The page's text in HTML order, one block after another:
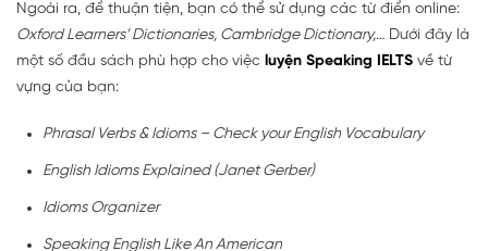
Ngoài ra, để thuận tiện, bạn có thể sử dụng các từ điển online:
Oxford Learners’ Dictionaries, Cambridge Dictionary,… Dưới đây là
một số đầu sách phù hợp cho việc luyện Speaking IELTS về từ
vựng của bạn:
Phrasal Verbs & Idioms – Check your English Vocabulary
English Idioms Explained (Janet Gerber)
Idioms Organizer
Speaking English Like An American